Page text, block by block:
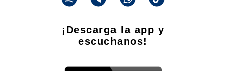
¡Descarga la app y
escuchanos!